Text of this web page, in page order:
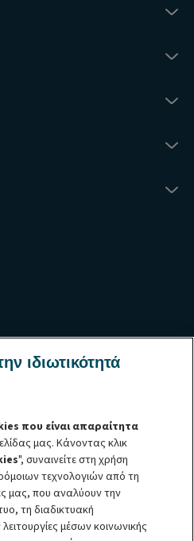
Δεδομένων
Διαχείρισης Παράπονων
(Whistle Blowing)
Δεδομένα
ιδιωτικότητά
που είναι απαραίτητα
μας. Κάνοντας κλικ
", συναινείτε στη χρήση
τεχνολογιών από τη
μας, που αναλύουν την
τη διαδικτυακή
μέσων κοινωνικής